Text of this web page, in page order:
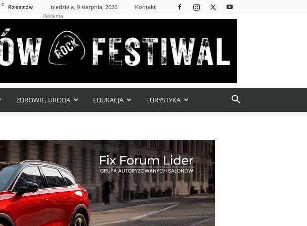
C Rzeszów niedziela, 9 sierpnia, 2026 Kontakt
Reklama
ZDROWIE, URODA EDUKACJA TURYSTYKA